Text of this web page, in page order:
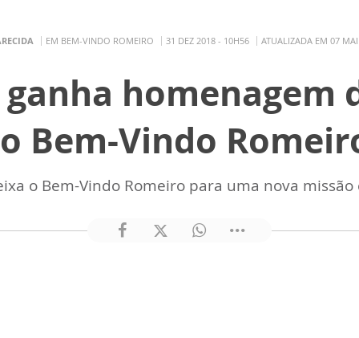
EM BEM-VINDO ROMEIRO 31 DEZ 2018 - 10H56 ATUALIZADA EM 07
ganha homenagem
Bem-Vindo
o Bem-Vindo Romeiro para uma nova